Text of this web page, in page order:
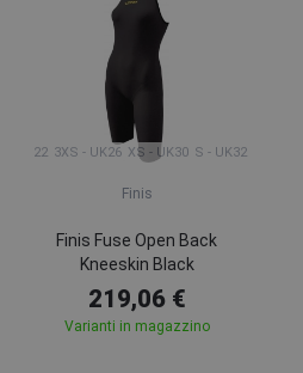
22 3XS - UK26 XS - UK30 S - UK32
Finis
Finis Fuse Open Back
Kneeskin Black
219,06 €
Varianti in magazzino